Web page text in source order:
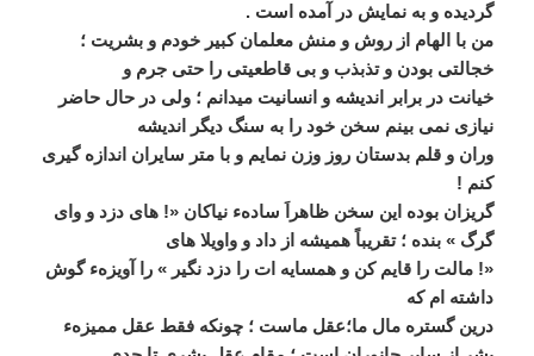
گرديده و به نمايش در آمده است .
من با الھام از روش و منش معلمان کبير خودم و بشريت ؛
خجالتی بودن و تذبذب و بی قاطعيتی را حتی جرم و
خيانت در برابر انديشه و انسانيت ميدانم ؛ ولی در حال حاضر
نيازی نمی بينم سخن خود را به سنگ ديگر انديشه
وران و قلم بدستان روز وزن نمايم و با متر سايران اندازه گيری
کنم !
گريزان بوده اين سخن ظاھراَ سادهء نياکان «! ھای دزد و وای
گرگ » بنده ؛ تقريباً ھميشه از داد و واويلا ھای
«! مالت را قايم کن و ھمسايه ات را دزد نگير » را آويزهء گوش
داشته ام که
درين گستره مال ما؛عقل ماست ؛ چونکه فقط عقل مميزهء